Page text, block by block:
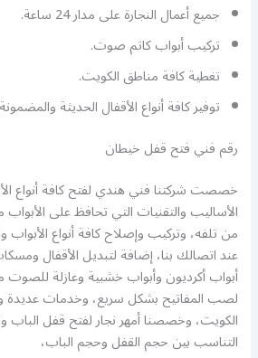
جميع أعمال النجارة على مدار 24 ساعة.
تركيب أبواب كاتم صوت.
تغطية كافة مناطق الكويت.
توفير كافة أنواع الأقفال الحديثة
رقم فني فتح قفل خيطان
خصصت شركتنا فني هندي لفتح كافة أنواع
الأساليب والتقنيات التي تحافظ على
من تلفه، وتركيب وإصلاح كافة أنواع
عند اتصالك بنا، إضافة لتبديل الأقفال
أبواب أكرديون وأبواب خشبية وعازلة للصوت
لصب المفاتيح بشكل سريع، وخدمات عديدة
الكويت، وخصصنا أمهر نجار لفتح قفل الباب
التناسب بين حجم القفل وحجم الباب،